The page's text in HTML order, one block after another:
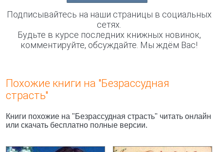
Подписывайтесь на наши страницы в социальных
сетях.
Будьте в курсе последних книжных новинок,
комментируйте, обсуждайте. Мы ждём Вас!
Похожие книги на "Безрассудная
страсть"
Книги похожие на "Безрассудная страсть" читать онлайн
или скачать бесплатно полные версии.